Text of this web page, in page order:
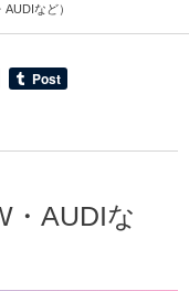
など）
・AUDIな